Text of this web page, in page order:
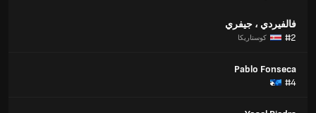
فالفيردي ، جيفري
#2
كوستاريكا
Pablo Fonseca
#4